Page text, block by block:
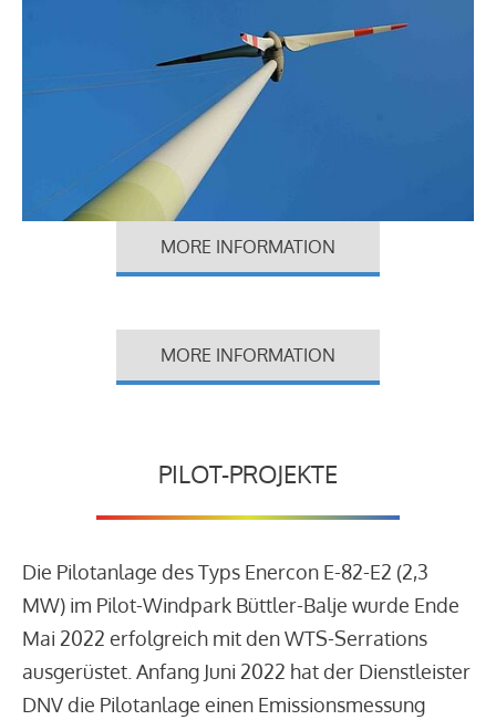
MORE INFORMATION
MORE INFORMATION
PILOT-PROJEKTE
Die Pilotanlage des Typs Enercon E-82-E2 (2,3
MW) im Pilot-Windpark Büttler-Balje wurde Ende
Mai 2022 erfolgreich mit den WTS-Serrations
ausgerüstet. Anfang Juni 2022 hat der Dienstleister
DNV die Pilotanlage einen Emissionsmessung